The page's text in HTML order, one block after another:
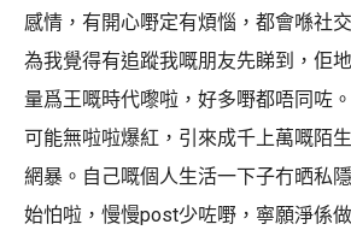
感情，有開心嘢定有煩惱，都會喺社
為我覺得有追蹤我嘅朋友先睇到，佢
量爲王嘅時代嚟啦，好多嘢都唔同咗
可能無啦啦爆紅，引來成千上萬嘅陌
網暴。自己嘅個人生活一下子冇晒私
始怕啦，慢慢post少咗嘢，寧願淨係